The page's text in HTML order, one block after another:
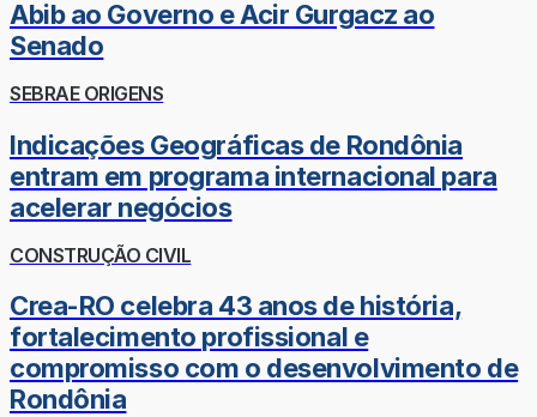
Abib ao Governo e Acir Gurgacz ao
Senado
SEBRAE ORIGENS
Indicações Geográficas de Rondônia
entram em programa internacional para
acelerar negócios
CONSTRUÇÃO CIVIL
Crea-RO celebra 43 anos de história,
fortalecimento profissional e
compromisso com o desenvolvimento de
Rondônia